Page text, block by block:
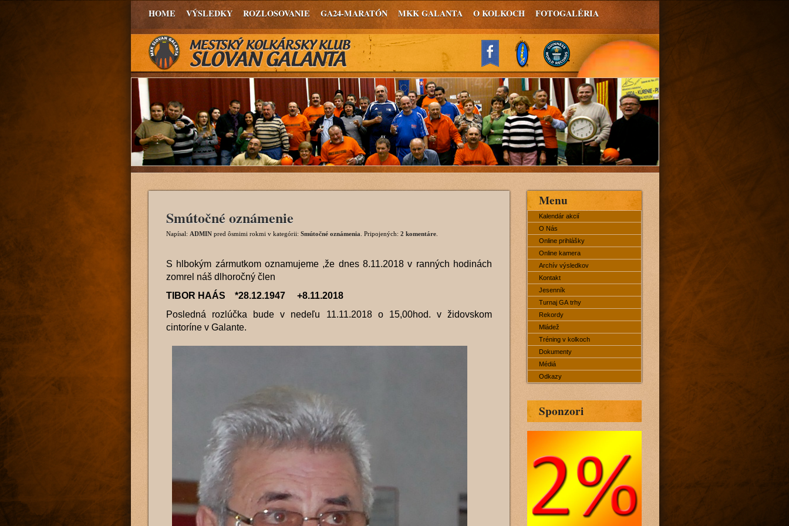
HOME VÝSLEDKY ROZLOSOVANIE GA24-MARATÓN MKK GALANTA O KOLKOCH FOTOGALÉRIA
Smútočné oznámenie
Napísal: ADMIN pred ôsmimi rokmi v kategórii: Smútočné oznámenia . Pripojených: 2 komentáre
S hlbokým zármutkom oznamujeme ,že dnes 8.11.2018 v ranných hodinách
zomrel náš dlhoročný člen
TIBOR HAÁS *28.12.1947 +8.11.2018
Posledná rozlúčka bude v nedeľu 11.11.2018 o 15,00hod. v židovskom
cintoríne v Galante.
Menu
Kalendár akcií
O Nás
Online prihlášky
Online kamera
Archív výsledkov
Kontakt
Jesenník
Turnaj GA trhy
Rekordy
Mládež
Tréning v kolkoch
Dokumenty
Médiá
Odkazy
Sponzori